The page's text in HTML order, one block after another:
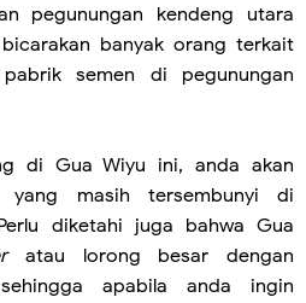
pegunungan kendeng utara
banyak orang terkait
semen di pegunungan
di Gua Wiyu ini, anda akan
yang masih tersembunyi di
diketahi juga bahwa Gua
atau lorong besar dengan
apabila anda ingin